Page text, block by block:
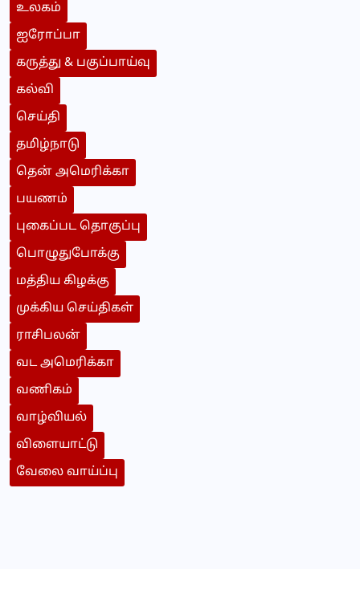
உலகம்
ஐரோப்பா
கருத்து & பகுப்பாய்வு
கல்வி
செய்தி
தமிழ்நாடு
தென் அமெரிக்கா
பயணம்
புகைப்பட தொகுப்பு
பொழுதுபோக்கு
மத்திய கிழக்கு
முக்கிய செய்திகள்
ராசிபலன்
வட அமெரிக்கா
வணிகம்
வாழ்வியல்
விளையாட்டு
வேலை வாய்ப்பு